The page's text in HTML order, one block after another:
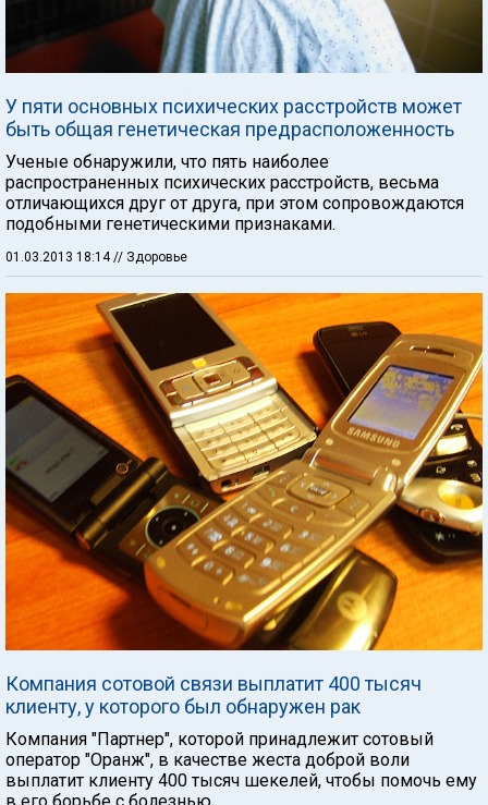
У пяти основных психических расстройств может
быть общая генетическая предрасположенность
Ученые обнаружили, что пять наиболее
распространенных психических расстройств, весьма
отличающихся друг от друга, при этом сопровождаются
подобными генетическими признаками.
01.03.2013 18:14 // Здоровье
Компания сотовой связи выплатит 400 тысяч
клиенту, у которого был обнаружен рак
Компания "Партнер", которой принадлежит сотовый
оператор "Оранж", в качестве жеста доброй воли
выплатит клиенту 400 тысяч шекелей, чтобы помочь ему